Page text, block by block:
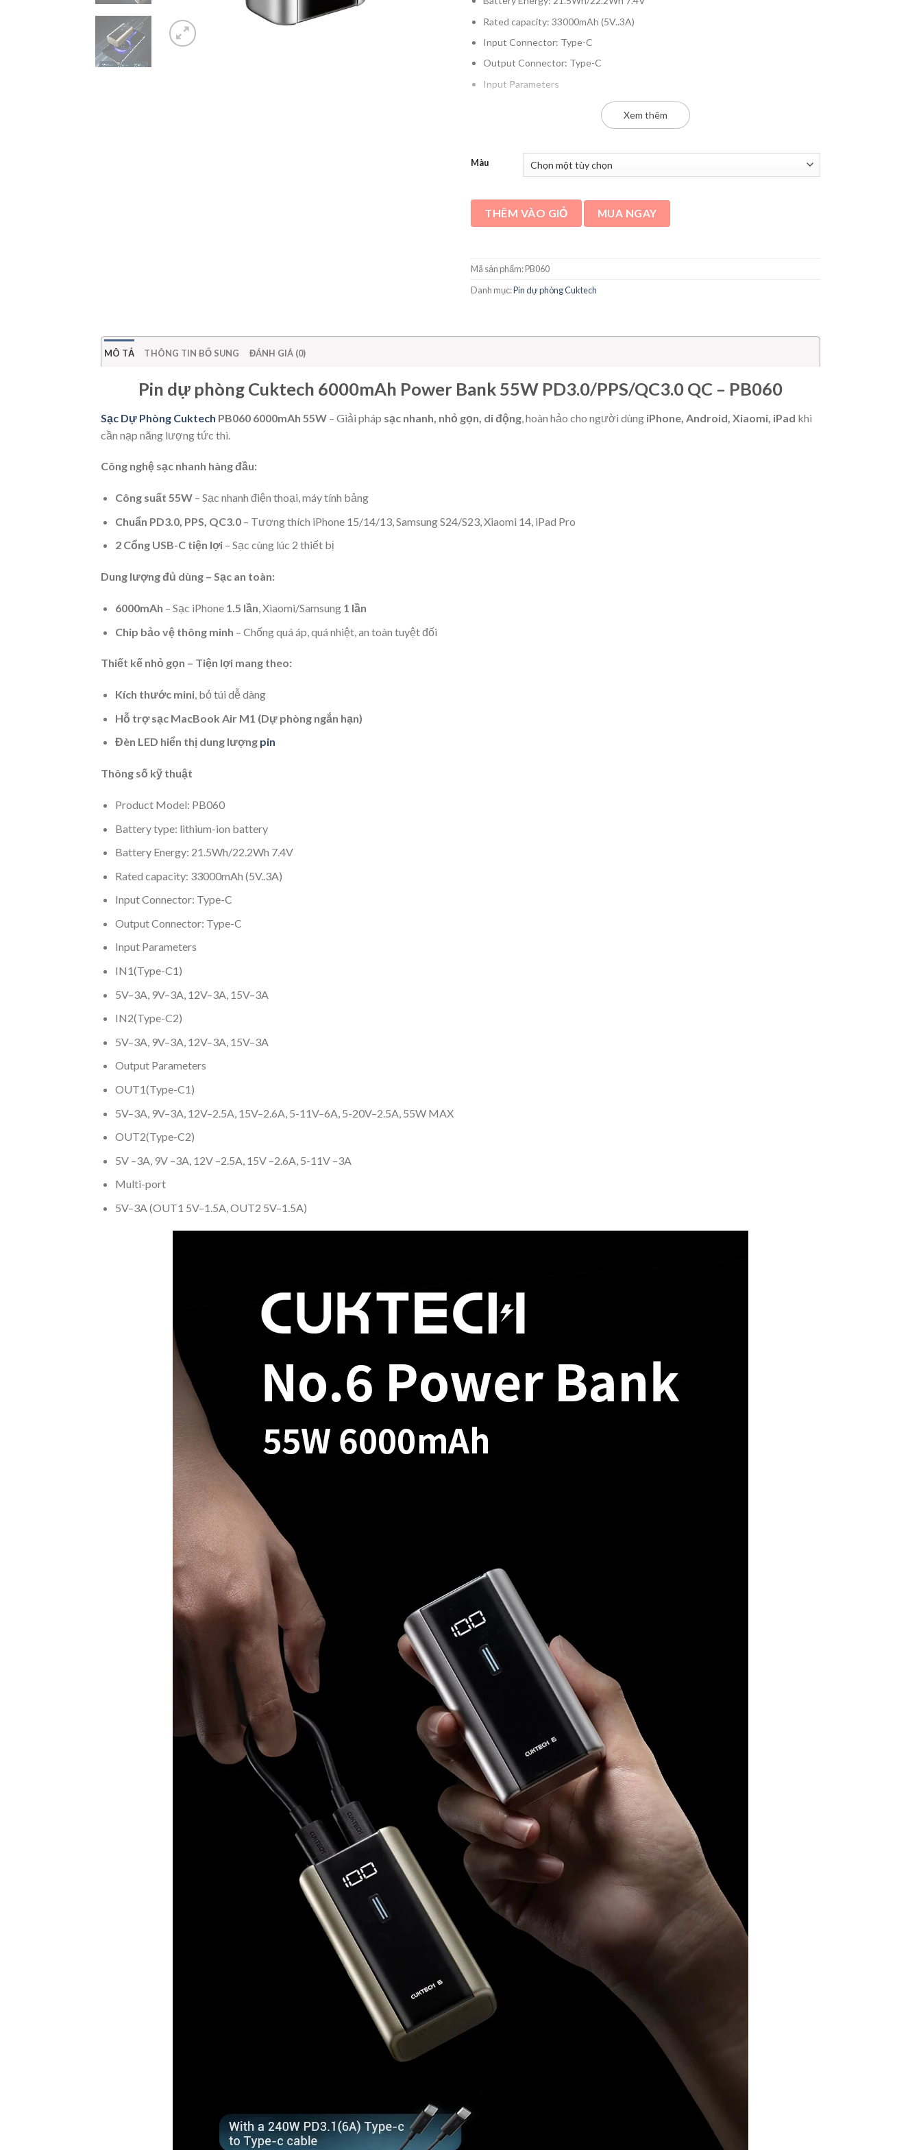
Rated capacity: 33000mAh (5V..3A)
Input Connector: Type-C
Output Connector: Type-C
Input Parameters
5V–3A, 9V–3A, 12V–3A, 15V–3A
5V–3A, 9V–3A, 12V–3A, 15V–3A
OUT1(Type-C1)
5V–3A, 9V–3A, 12V–2.5A, 15V–2.6A, 5-11V–6A, 5-20V–2.5A, 55W MAX
5V –3A, 9V –3A, 12V –2.5A, 15V –2.6A, 5-11V –3A
Multi-port
Bào hành chính hãng 18 tháng
Xem thêm
Màu
THÊM VÀO GIỎ MUA NGAY
Mã sản phẩm:PB060
Danh mục:Pin dự phòng Cuktech
MÔ TẢ THÔNG TIN BỔ SUNG ĐÁNH GIÁ (0)
Pin dự phòng Cuktech 6000mAh Power Bank 55W PD3.0/PPS/QC3.0 QC – PB060
Sạc Dự Phòng Cuktech PB060 6000mAh 55W – Giải pháp sạc nhanh, nhỏ gọn, di động , hoàn hảo cho người dùng iPhone, Android, Xiaomi, iPad khi
cần nạp năng lượng tức thì.
Công nghệ sạc nhanh hàng đầu:
Công suất 55W– Sạc nhanh điện thoại, máy tính bảng
Chuẩn PD3.0, PPS, QC3.0– Tương thích iPhone 15/14/13, Samsung S24/S23, Xiaomi 14, iPad Pro
2 Cổng USB-C tiện lợi– Sạc cùng lúc 2 thiết bị
Dung lượng đủ dùng – Sạc an toàn:
6000mAh – Sạc iPhone 1.5 lần, Xiaomi/Samsung 1 lần
Chip bảo vệ thông minh – Chống quá áp, quá nhiệt, an toàn tuyệt đối
Thiết kế nhỏ gọn – Tiện lợi mang theo:
Kích thước mini, bỏ túi dễ dàng
Hỗ trợ sạc MacBook Air M1 (Dự phòng ngắn hạn)
Đèn LED hiển thị dung lượng pin
Thông số kỹ thuật
Product Model: PB060
Battery type: lithium-ion battery
Battery Energy: 21.5Wh/22.2Wh 7.4V
Rated capacity: 33000mAh (5V..3A)
Input Connector: Type-C
Output Connector: Type-C
Input Parameters
IN1(Type-C1)
5V–3A, 9V–3A, 12V–3A, 15V–3A
IN2(Type-C2)
5V–3A, 9V–3A, 12V–3A, 15V–3A
Output Parameters
OUT1(Type-C1)
5V–3A, 9V–3A, 12V–2.5A, 15V–2.6A, 5-11V–6A, 5-20V–2.5A, 55W MAX
OUT2(Type-C2)
5V –3A, 9V –3A, 12V –2.5A, 15V –2.6A, 5-11V –3A
Multi-port
5V–3A (OUT1 5V–1.5A, OUT2 5V–1.5A)